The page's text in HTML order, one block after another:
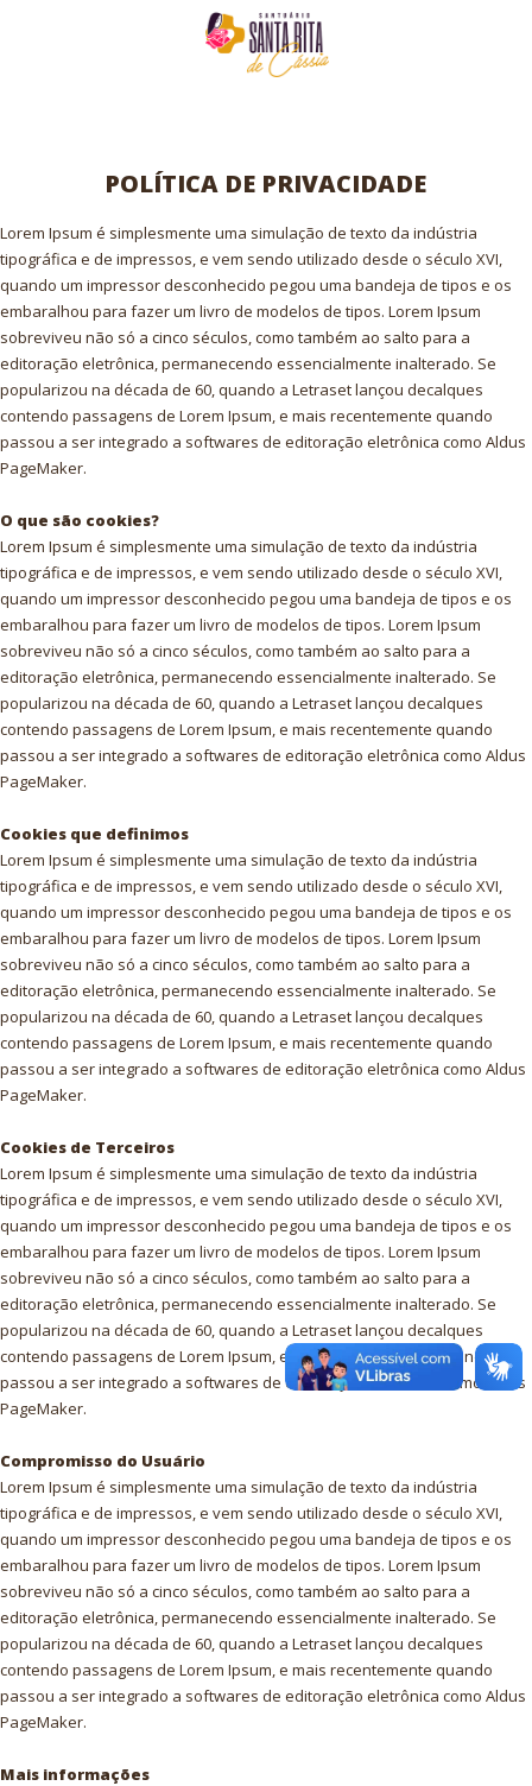
POLÍTICA DE PRIVACIDADE
Lorem Ipsum é simplesmente uma simulação de texto da indústria
tipográfica e de impressos, e vem sendo utilizado desde o século XVI,
quando um impressor desconhecido pegou uma bandeja de tipos e os
embaralhou para fazer um livro de modelos de tipos. Lorem Ipsum
sobreviveu não só a cinco séculos, como também ao salto para a
editoração eletrônica, permanecendo essencialmente inalterado. Se
popularizou na década de 60, quando a Letraset lançou decalques
contendo passagens de Lorem Ipsum, e mais recentemente quando
passou a ser integrado a softwares de editoração eletrônica como Aldus
PageMaker.
O que são cookies?
Lorem Ipsum é simplesmente uma simulação de texto da indústria
tipográfica e de impressos, e vem sendo utilizado desde o século XVI,
quando um impressor desconhecido pegou uma bandeja de tipos e os
embaralhou para fazer um livro de modelos de tipos. Lorem Ipsum
sobreviveu não só a cinco séculos, como também ao salto para a
editoração eletrônica, permanecendo essencialmente inalterado. Se
popularizou na década de 60, quando a Letraset lançou decalques
contendo passagens de Lorem Ipsum, e mais recentemente quando
passou a ser integrado a softwares de editoração eletrônica como Aldus
PageMaker.
Cookies que definimos
Lorem Ipsum é simplesmente uma simulação de texto da indústria
tipográfica e de impressos, e vem sendo utilizado desde o século XVI,
quando um impressor desconhecido pegou uma bandeja de tipos e os
embaralhou para fazer um livro de modelos de tipos. Lorem Ipsum
sobreviveu não só a cinco séculos, como também ao salto para a
editoração eletrônica, permanecendo essencialmente inalterado. Se
popularizou na década de 60, quando a Letraset lançou decalques
contendo passagens de Lorem Ipsum, e mais recentemente quando
passou a ser integrado a softwares de editoração eletrônica como Aldus
PageMaker.
Cookies de Terceiros
Lorem Ipsum é simplesmente uma simulação de texto da indústria
tipográfica e de impressos, e vem sendo utilizado desde o século XVI,
quando um impressor desconhecido pegou uma bandeja de tipos e os
embaralhou para fazer um livro de modelos de tipos. Lorem Ipsum
sobreviveu não só a cinco séculos, como também ao salto para a
editoração eletrônica, permanecendo essencialmente inalterado. Se
popularizou na década de 60, quando a Letraset lançou decalques
contendo passagens de Lorem Ipsum, e mais recentemente quando
passou a ser integrado a softwares de editoração eletrônica como Aldus
PageMaker.
Compromisso do Usuário
Lorem Ipsum é simplesmente uma simulação de texto da indústria
tipográfica e de impressos, e vem sendo utilizado desde o século XVI,
quando um impressor desconhecido pegou uma bandeja de tipos e os
embaralhou para fazer um livro de modelos de tipos. Lorem Ipsum
sobreviveu não só a cinco séculos, como também ao salto para a
editoração eletrônica, permanecendo essencialmente inalterado. Se
popularizou na década de 60, quando a Letraset lançou decalques
contendo passagens de Lorem Ipsum, e mais recentemente quando
passou a ser integrado a softwares de editoração eletrônica como Aldus
PageMaker.
Mais informações